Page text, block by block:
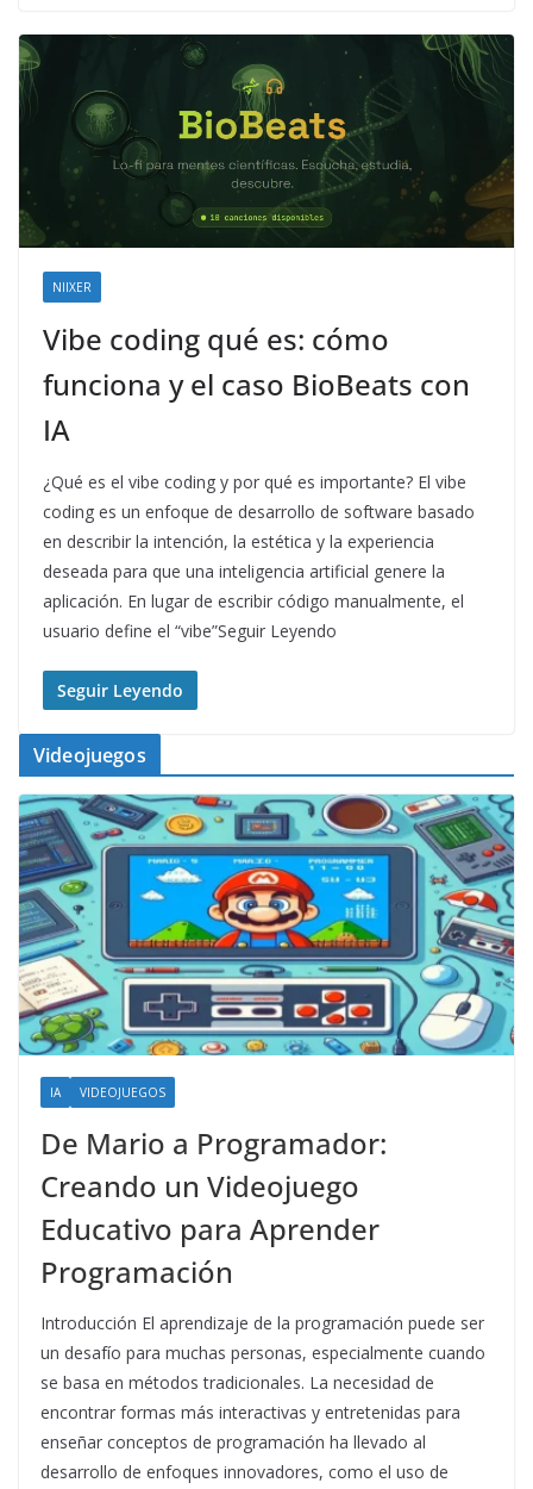
NIIXER
Vibe coding qué es: cómo
funciona y el caso BioBeats con
IA
¿Qué es el vibe coding y por qué es importante? El vibe
coding es un enfoque de desarrollo de software basado
en describir la intención, la estética y la experiencia
deseada para que una inteligencia artificial genere la
aplicación. En lugar de escribir código manualmente, el
usuario define el “vibe”Seguir Leyendo
Seguir Leyendo
Videojuegos
IA VIDEOJUEGOS
De Mario a Programador:
Creando un Videojuego
Educativo para Aprender
Programación
Introducción El aprendizaje de la programación puede ser
un desafío para muchas personas, especialmente cuando
se basa en métodos tradicionales. La necesidad de
encontrar formas más interactivas y entretenidas para
enseñar conceptos de programación ha llevado al
desarrollo de enfoques innovadores, como el uso de